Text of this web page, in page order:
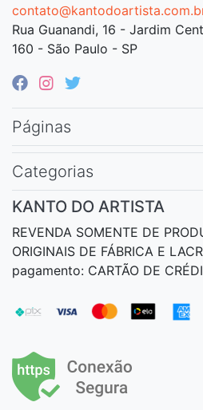
Rua Guanandi, 16 - Jardim
160 - São Paulo - SP
Páginas
Categorias
KANTO DO ARTISTA
REVENDA SOMENTE DE
ORIGINAIS DE FÁBRICA E
pagamento: CARTÃO DE